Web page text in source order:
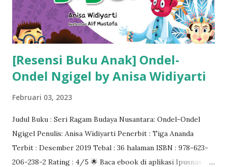
[Resensi Buku Anak] Ondel-
Ondel Ngigel by Anisa Widiyarti
Februari 03, 2023
Judul Buku : Seri Ragam Budaya Nusantara: Ondel-Ondel
Ngigel Penulis: Anisa Widiyarti Penerbit : Tiga Ananda
Terbit : Desember 2019 Tebal : 36 halaman ISBN : 978-623-
206-238-2 Rating : 4/5 🌟 Baca ebook di aplikasi Ipusnas ❤️